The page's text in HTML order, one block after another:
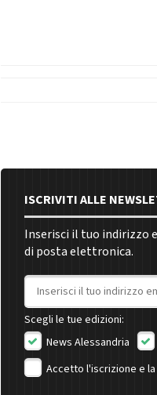
ISCRIVITI ALLE
Inserisci il tuo indirizzo
di posta elettronica.
Indirizzo email
Scegli le tue edizioni:
News Alessandria
Accetto l'iscrizione e la